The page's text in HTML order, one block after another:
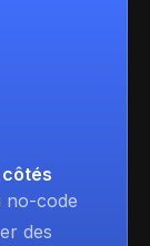
no-code
des